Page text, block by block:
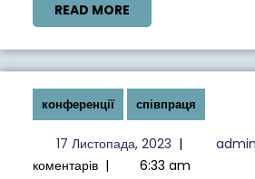
READ MORE
MORE
конференції співпраця
17 Листопада, 202317
Листопада,
| admin
коментарів | 6:33 am